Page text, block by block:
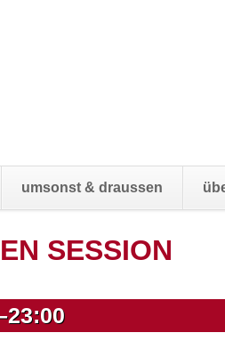
umsonst & draussen
SESSION